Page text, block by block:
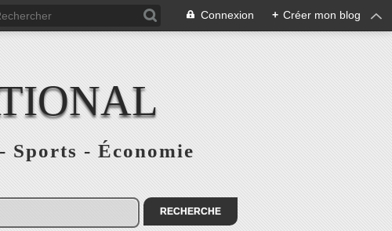
Connexion + Créer mon blog
- Économie